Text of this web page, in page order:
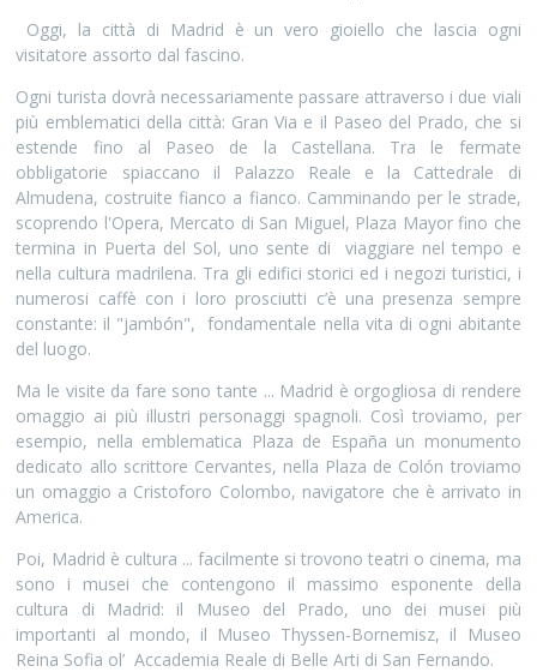
Oggi, la città di Madrid è un vero gioiello che lascia ogni
visitatore assorto dal fascino.
Ogni turista dovrà necessariamente passare attraverso i due viali
più emblematici della città: Gran Via e il Paseo del Prado, che si
estende fino al Paseo de la Castellana. Tra le fermate
obbligatorie spiaccano il Palazzo Reale e la Cattedrale di
Almudena, costruite fianco a fianco. Camminando per le strade,
scoprendo l'Opera, Mercato di San Miguel, Plaza Mayor fino che
termina in Puerta del Sol, uno sente di viaggiare nel tempo e
nella cultura madrilena. Tra gli edifici storici ed i negozi turistici, i
numerosi caffè con i loro prosciutti c’è una presenza sempre
constante: il "jambón", fondamentale nella vita di ogni abitante
del luogo.
Ma le visite da fare sono tante ... Madrid è orgogliosa di rendere
omaggio ai più illustri personaggi spagnoli. Così troviamo, per
esempio, nella emblematica Plaza de España un monumento
dedicato allo scrittore Cervantes, nella Plaza de Colón troviamo
un omaggio a Cristoforo Colombo, navigatore che è arrivato in
America.
Poi, Madrid è cultura ... facilmente si trovono teatri o cinema, ma
sono i musei che contengono il massimo esponente della
cultura di Madrid: il Museo del Prado, uno dei musei più
importanti al mondo, il Museo Thyssen-Bornemisz, il Museo
Reina Sofia ol’ Accademia Reale di Belle Arti di San Fernando.